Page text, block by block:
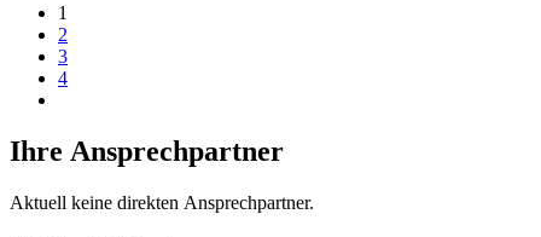
1
2
3
4
Ihre Ansprechpartner
Aktuell keine direkten Ansprechpartner.